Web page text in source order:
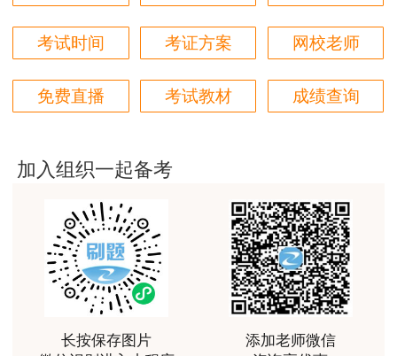
用户hq****jp
性价比较高的一套课程，深耕领域多年的资深师资，
对知识点精准把握，内容深入浅出，理论和记忆口诀
用户m1****18
中一些真题知识点，从而使考试过程中得心应手，顺
利通过考试
用户da****ng
小强老师讲得很好！生动、有趣、易于理解，支持！
考试时间 考证方案 网校老师
免费直播 考试教材 成绩查询
加入组织一起备考
长按保存图片
添加老师微信